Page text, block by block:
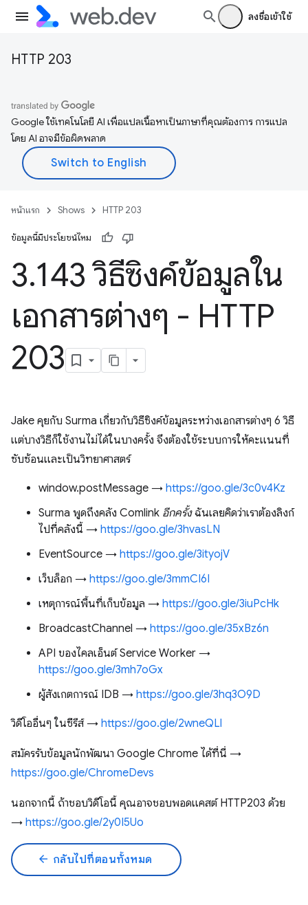
ลงชื่อเข้าใช้
HTTP 203
Google ใช้เทคโนโลยี AI เพื่อแปลเนื้อหาเป็นภาษาที่คุณต้องการ การแปล
โดย AI อาจมีข้อผิดพลาด
หน้าแรก Shows HTTP 203
ข้อมูลนี้มีประโยชน์ไหม
3.143 วิธีซิงค์ข้อมูลใน
เอกสารต่างๆ - HTTP
203
Jake คุยกับ Surma เกี่ยวกับวิธีซิงค์ข้อมูลระหว่างเอกสารต่างๆ 6 วิธี
แต่บางวิธีก็ใช้งานไม่ได้ในบางครั้ง จึงต้องใช้ระบบการให้คะแนนที่
ซับซ้อนและเป็นวิทยาศาสตร์
window.postMessage → https://goo.gle/3c0v4Kz
Surma พูดถึงคลัง Comlink อีกครั้งฉันเลยคิดว่าเราต้องลิงก์
ไปที่คลังนี้ → https://goo.gle/3hvasLN
EventSource → https://goo.gle/3ityojV
เว็บล็อก → https://goo.gle/3mmCI6I
เหตุการณ์พื้นที่เก็บข้อมูล → https://goo.gle/3iuPcHk
BroadcastChannel → https://goo.gle/35xBz6n
API ของไคลเอ็นต์ Service Worker →
https://goo.gle/3mh7oGx
ผู้สังเกตการณ์ IDB → https://goo.gle/3hq3O9D
วิดีโออื่นๆ ในซีรีส์ → https://goo.gle/2wneQLl
สมัครรับข้อมูลนักพัฒนา Google Chrome ได้ที่นี่ →
https://goo.gle/ChromeDevs
นอกจากนี้ ถ้าชอบวิดีโอนี้ คุณอาจชอบพอดแคสต์ HTTP203 ด้วย
→ https://goo.gle/2y0I5Uo
arrow_back กลับไปที่ตอนทั้งหมด